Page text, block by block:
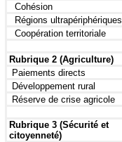
Cohésion
Régions ultrapériphériques
Coopération territoriale
Rubrique 2 (Agriculture)
Paiements directs
Développement rural
Réserve de crise agricole
Rubrique 3 (Sécurité et
citoyenneté)